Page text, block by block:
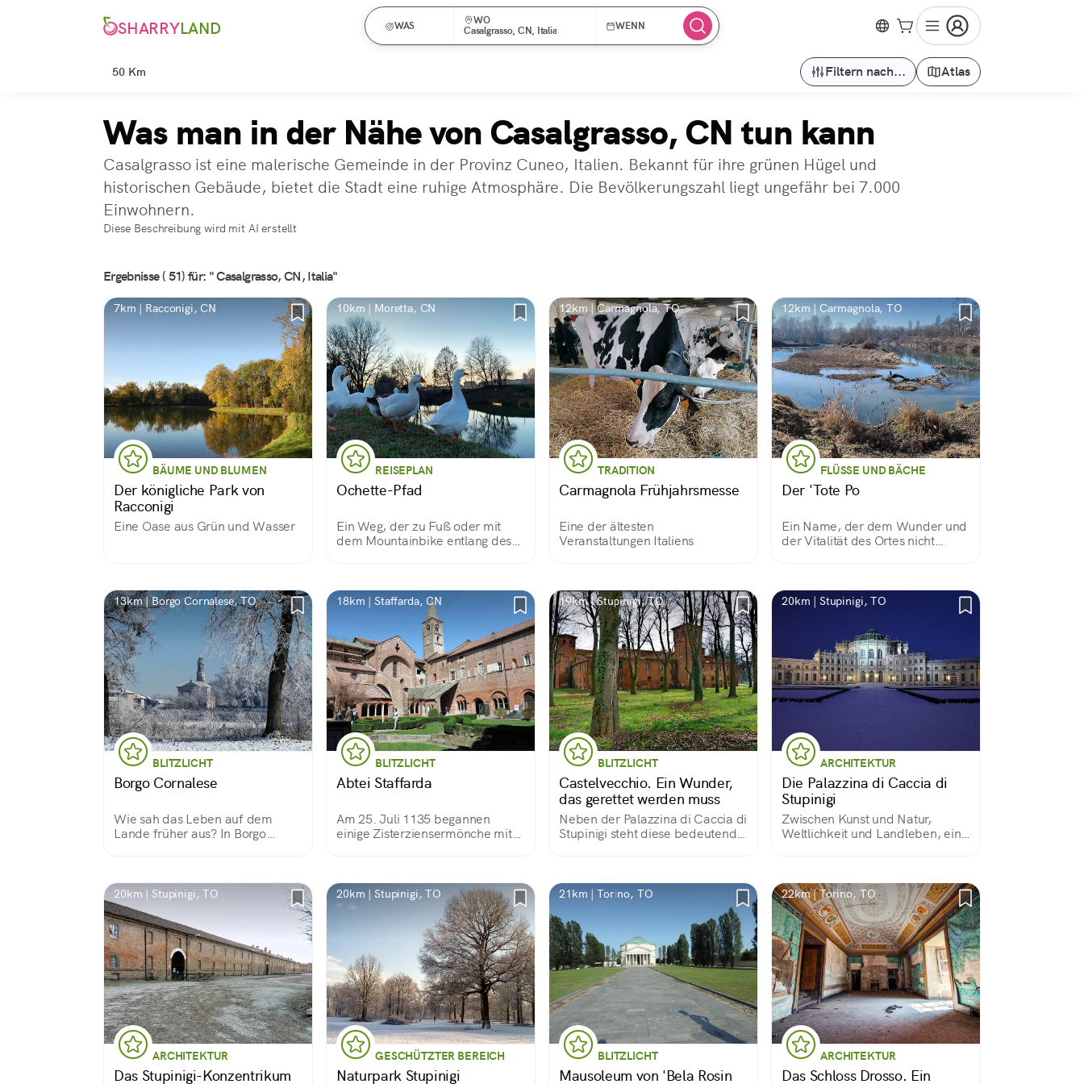
SHARRYLAND WAS
WO
Casalgrasso, CN, Italia
WENN
50 Km Filtern nach... Atlas
Was man in der Nähe von Casalgrasso, CN tun kann
Casalgrasso ist eine malerische Gemeinde in der Provinz Cuneo, Italien. Bekannt für ihre grünen Hügel und
historischen Gebäude, bietet die Stadt eine ruhige Atmosphäre. Die Bevölkerungszahl liegt ungefähr bei 7.000
Einwohnern.
Diese Beschreibung wird mit AI erstellt
Ergebnisse ( 51) für: " Casalgrasso, CN, Italia"
7km | Racconigi, CN
BÄUME UND BLUMEN
Der königliche Park von
Racconigi
Eine Oase aus Grün und Wasser
10km | Moretta, CN
REISEPLAN
Ochette-Pfad
Ein Weg, der zu Fuß oder mit
dem Mountainbike entlang des
12km | Carmagnola, TO
TRADITION
Carmagnola Frühjahrsmesse
Eine der ältesten
Veranstaltungen Italiens
12km | Carmagnola, TO
FLÜSSE UND BÄCHE
Der 'Tote Po
Ein Name, der dem Wunder und
der Vitalität des Ortes nicht
13km | Borgo Cornalese, TO
BLITZLICHT
Borgo Cornalese
Wie sah das Leben auf dem
Lande früher aus? In Borgo
finden und durch diese kleine
Welt fernab der Welt spazieren.
18km | Staffarda, CN
BLITZLICHT
Abtei Staffarda
Am 25. Juli 1135 begannen
einige Zisterziensermönche mit
Markgrafschaft von Saluzzo.
19km | Stupinigi, TO
BLITZLICHT
Castelvecchio. Ein Wunder,
das gerettet werden muss
Neben der Palazzina di Caccia di
Stupinigi steht diese bedeutende
Heute ist sie verlassen.
20km | Stupinigi, TO
ARCHITEKTUR
Die Palazzina di Caccia di
Stupinigi
Zwischen Kunst und Natur,
Weltlichkeit und Landleben, ein
20km | Stupinigi, TO
ARCHITEKTUR
Das Stupinigi-Konzentrikum
20km | Stupinigi, TO
GESCHÜTZTER BEREICH
Naturpark Stupinigi
21km | Torino, TO
BLITZLICHT
Mausoleum von 'Bela Rosin
22km | Torino, TO
ARCHITEKTUR
Das Schloss Drosso. Ein